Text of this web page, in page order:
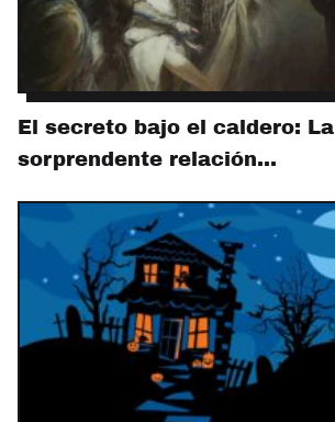
El secreto bajo el caldero: La
sorprendente relación…